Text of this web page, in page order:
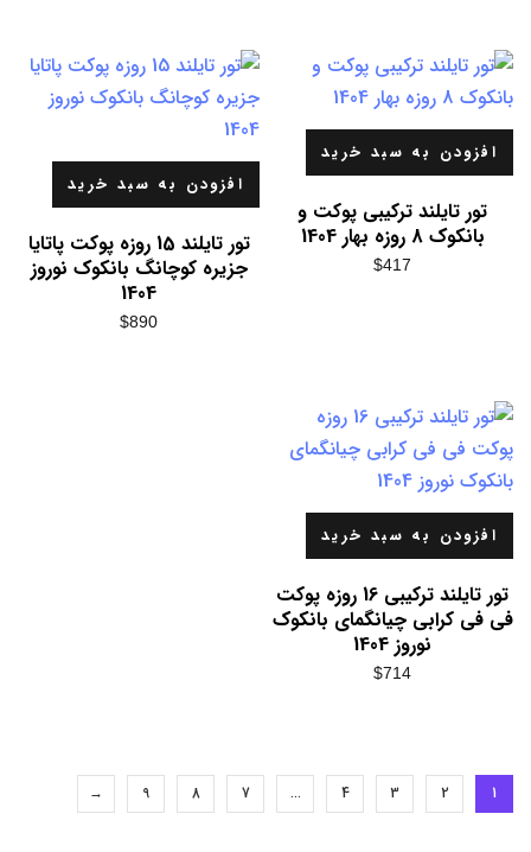
افزودن به سبد خرید
تور تایلند ترکیبی پوکت و
بانکوک 8 روزه بهار 1404
$417
افزودن به سبد خرید
تور تایلند 15 روزه پوکت پاتایا
جزیره کوچانگ بانکوک نوروز
1404
$890
افزودن به سبد خرید
تور تایلند ترکیبی 16 روزه پوکت
فی فی کرابی چیانگمای بانکوک
نوروز 1404
$714
1
2
3
4
…
7
8
9
→